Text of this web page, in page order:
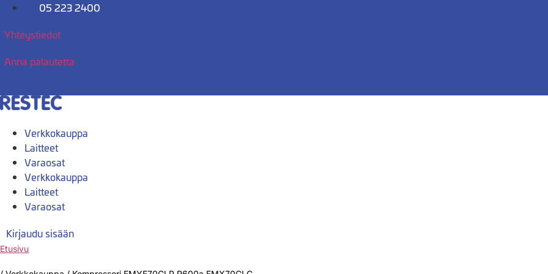
Mene
05 223 2400
Yhteystiedot
Anna palautetta
Verkkokauppa
Laitteet
Varaosat
Verkkokauppa
Laitteet
Varaosat
Kirjaudu sisään
Etusivu